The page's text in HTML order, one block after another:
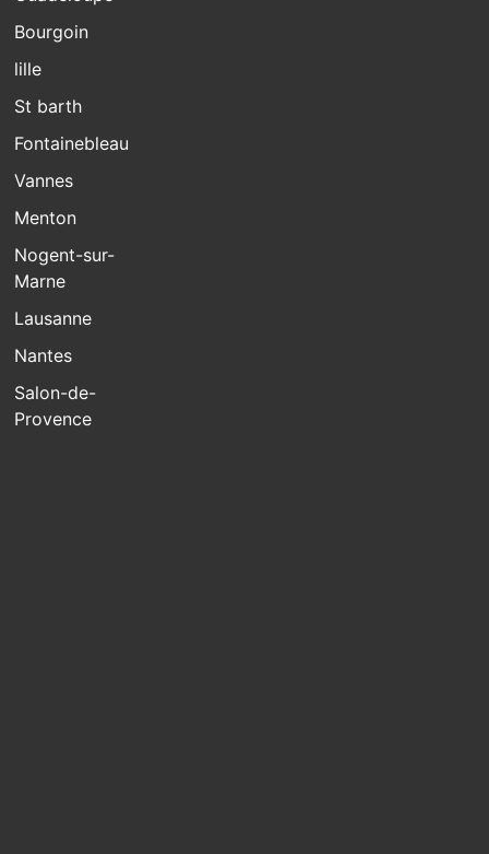
Bourgoin
lille
St barth
Fontainebleau
Vannes
Menton
Nogent-sur-
Marne
Lausanne
Nantes
Salon-de-
Provence